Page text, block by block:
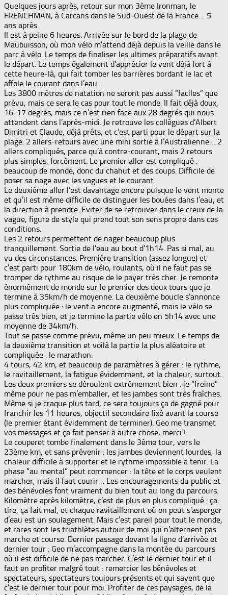
Quelques jours après, retour sur mon 3ème Ironman, le
FRENCHMAN, à Carcans dans le Sud-Ouest de la France… 5
ans après.
Il est à peine 6 heures. Arrivée sur le bord de la plage de
Maubuisson, où mon vélo m’attend déjà depuis la veille dans le
parc à vélo. Le temps de finaliser les ultimes préparatifs avant
le départ. Le temps également d’apprécier le vent déjà fort à
cette heure-là, qui fait tomber les barrières bordant le lac et
affole le courant dans l’eau.
Les 3800 mètres de natation ne seront pas aussi “faciles” que
prévu, mais ce sera le cas pour tout le monde. Il fait déjà doux,
16-17 degrés, mais ce n’est rien face aux 28 degrés qui nous
attendent dans l’après-midi. Je retrouve les collègues d’Albert
Dimitri et Claude, déjà prêts, et c’est parti pour le départ sur la
plage. 2 allers-retours avec une mini sortie à l’Australienne… 2
allers compliqués, parce qu’à contre-courant, mais 2 retours
plus simples, forcément. Le premier aller est compliqué :
beaucoup de monde, donc du chahut et des coups. Difficile de
poser sa nage avec les vagues et le courant.
Le deuxième aller l’est davantage encore puisque le vent monte
et qu’il est même difficile de distinguer les bouées dans l’eau, et
la direction à prendre. Eviter de se retrouver dans le creux de la
vague, figure de style qui prend tout son sens propre dans ces
conditions.
Les 2 retours permettent de nager beaucoup plus
tranquillement. Sortie de l’eau au bout d’1h14. Pas si mal, au
vu des circonstances. Première transition (assez longue) et
c’est parti pour 180km de vélo, roulants, où il ne faut pas se
tromper de rythme au risque de le payer très cher. Je remonte
énormément de monde sur le premier des deux tours que je
termine à 35km/h de moyenne. La deuxième boucle s’annonce
plus compliquée : le vent a encore augmenté, mais le vélo se
passe très bien, et je termine la partie vélo en 5h14 avec une
moyenne de 34km/h.
Tout se passe comme prévu, même un peu mieux. Le temps de
la deuxième transition et voilà la partie la plus aléatoire et
compliquée : le marathon.
4 tours, 42 km, et beaucoup de paramètres à gérer : le rythme,
le ravitaillement, la fatigue évidemment, et la chaleur, surtout.
Les deux premiers se déroulent extrêmement bien : je “freine”
même pour ne pas m’emballer, et les jambes sont très fraîches.
Même si je craque plus tard, ce sera toujours ça de gagné pour
franchir les 11 heures, objectif secondaire fixé avant la course
(le premier étant évidemment de terminer). Geo me transmet
vos messages et ça fait penser à autre chose, merci !
Le couperet tombe finalement dans le 3ème tour, vers le
23ème km, et sans prévenir : les jambes deviennent lourdes, la
chaleur difficile à supporter et le rythme impossible à tenir. La
phase “au mental” peut commencer : la tête et le corps veulent
marcher, mais il faut courir… Les encouragements du public et
des bénévoles font vraiment du bien tout au long du parcours.
Kilomètre après kilomètre, c’est de plus en plus compliqué : ça
tire, ça fait mal, et chaque ravitaillement où on peut s’asperger
d’eau est un soulagement. Mais c’est pareil pour tout le monde,
et rares sont les triathlètes autour de moi qui n’alternent pas
marche et course. Dernier passage devant la ligne d’arrivée et
dernier tour : Geo m’accompagne dans la montée du parcours
où il est difficile de ne pas marcher. C’est le dernier tour et il
faut en profiter malgré tout : remercier les bénévoles et
spectateurs, spectateurs toujours présents et qui savent que
c’est le dernier tour pour moi. Profiter de ces paysages, de la